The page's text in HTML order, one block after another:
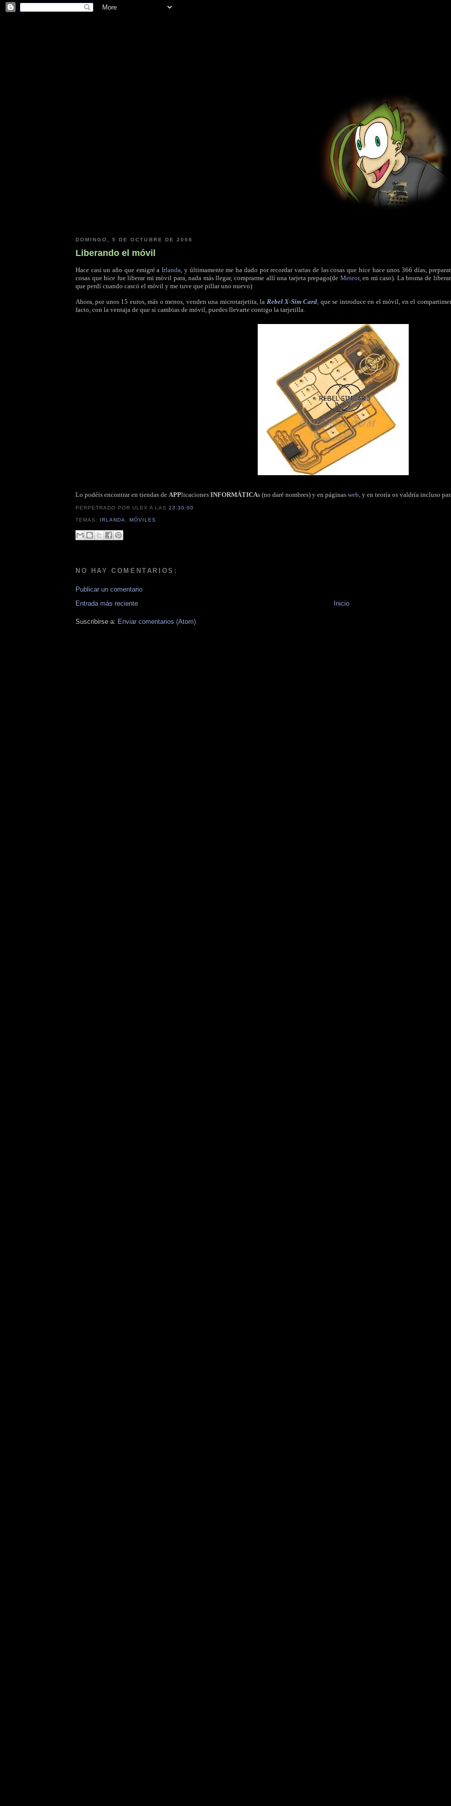
DOMINGO, 5 DE OCTUBRE DE 2008
Liberando el móvil
Hace casi un año que emigré aIrlanda, y últimamente me ha dado por recordar varias de las cosas que hice hace unos 366 días,
cosas que hice fue liberar mi móvil para, nada más llegar, comprarme allí una tarjeta prepago(de Meteor, en mi caso). La broma de
que perdí cuando cascó el móvil y me tuve que pillar uno nuevo)
Ahora, por unos 15 euros, más o menos, venden una microtarjetita, la Rebel X-Sim Card, que se introduce en el móvil, en el
facto, con la ventaja de que si cambias de móvil, puedes llevarte contigo la tarjetilla.
Lo podéis encontrar en tiendas de APPlicaciones INFORMÁTICAs (no daré nombres) y en páginas web, y en teoría os valdría incluso
PERPETRADO POR ULEXA LAS23:30:00
TEMAS: IRLANDA ,MÓVILES
NO HAY COMENTARIOS:
Publicar un comentario
Entrada más reciente
Inicio
Suscribirse a: Enviar comentarios (Atom)